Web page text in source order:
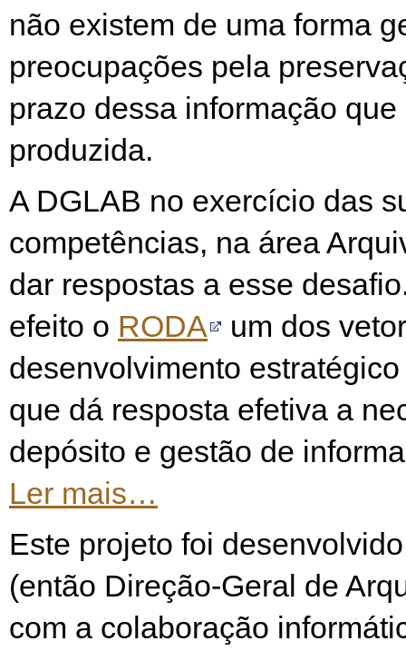
não existem de uma forma
preocupações pela
prazo dessa informação que
produzida.
A DGLAB no exercício das
competências, na área
dar respostas a esse
efeito o RODA
um dos
desenvolvimento
que dá resposta efetiva a
depósito e gestão de
Ler mais…
Este projeto foi
(então Direção-Geral de
com a colaboração